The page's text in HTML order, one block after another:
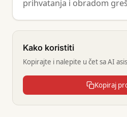
prihvatanja i obradom
Kako koristiti
Kopirajte i nalepite u čet sa AI
Kopiraj